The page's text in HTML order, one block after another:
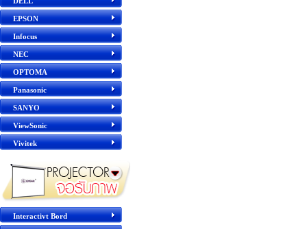
EPSON
Infocus
NEC
OPTOMA
Panasonic
SANYO
ViewSonic
Vivitek
Interactivt Bord